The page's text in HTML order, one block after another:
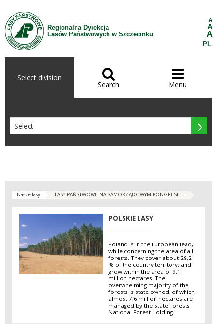
Skip to Content
Regionalna Dyrekcja
Lasów Państwowych w Szczecinku
A
A
A
PL
Select division 
Search

Menu

Nasze lasy LASY PAŃSTWOWE NA SAMORZĄDOWYM KONGRESIE...
POLSKIE LASY
Poland is in the European lead,
while concerning the area of all
forests. They cover about 29,2
% of the country territory, and
grow within the area of 9,1
million hectares. The
overwhelming majority of the
forests is state owned, of which
almost 7,6 million hectares are
managed by the State Forests
National Forest Holding..